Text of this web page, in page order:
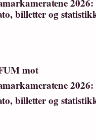
mot
2026:
billetter og